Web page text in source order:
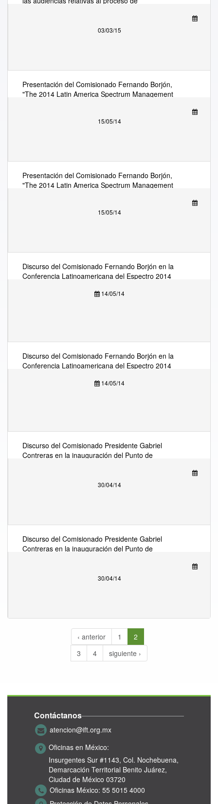
03/03/15
Presentación del Comisionado Fernando Borjón,
"The 2014 Latin America Spectrum Management
15/05/14
Presentación del Comisionado Fernando Borjón,
"The 2014 Latin America Spectrum Management
15/05/14
Discurso del Comisionado Fernando Borjón en la
Conferencia Latinoamericana del Espectro 2014
14/05/14
Discurso del Comisionado Fernando Borjón en la
Conferencia Latinoamericana del Espectro 2014
14/05/14
Discurso del Comisionado Presidente Gabriel
Contreras en la inauguración del Punto de
30/04/14
Discurso del Comisionado Presidente Gabriel
Contreras en la inauguración del Punto de
30/04/14
‹ anterior 1
2
3
4 siguiente ›
Contáctanos
atencion@ift.org.mx
Oficinas en México:
Insurgentes Sur #1143, Col. Nochebuena,
Demarcación Territorial Benito Juárez,
Ciudad de México 03720
Oficinas México: 55 5015 4000